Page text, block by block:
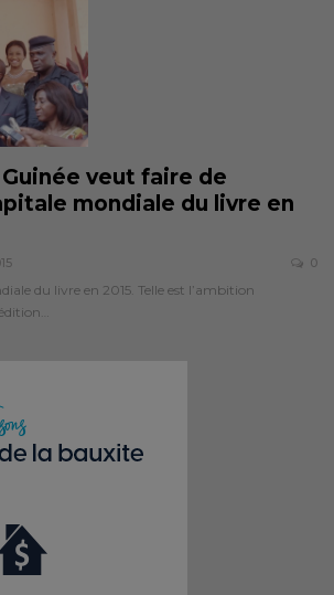
veut faire de
mondiale du livre en
0
du livre en 2015. Telle est l’ambition